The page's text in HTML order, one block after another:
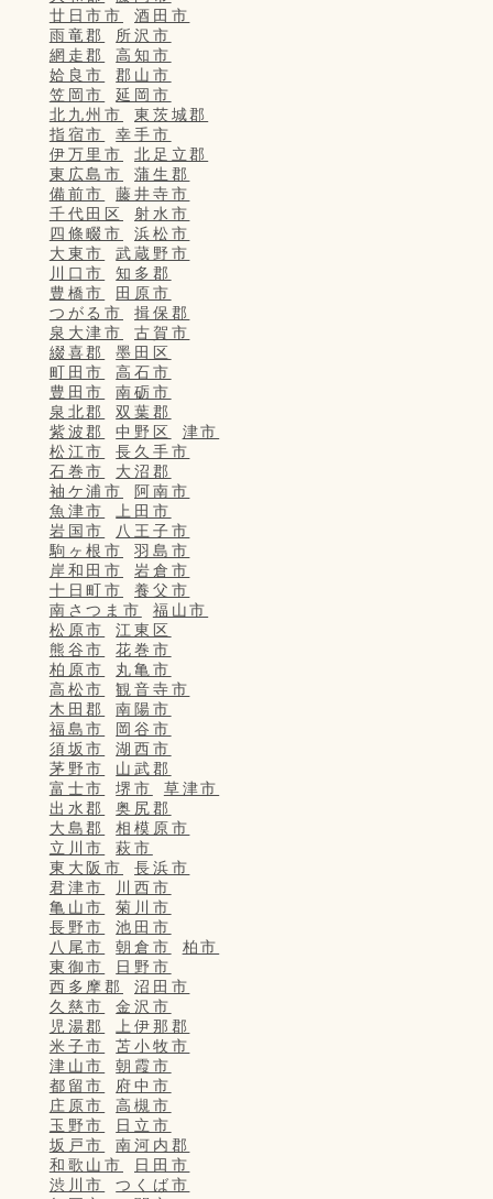
廿日市市
酒田市
雨竜郡
所沢市
網走郡
高知市
姶良市
郡山市
笠岡市
延岡市
北九州市
東茨城郡
指宿市
幸手市
伊万里市
北足立郡
東広島市
蒲生郡
備前市
藤井寺市
千代田区
射水市
四條畷市
浜松市
大東市
武蔵野市
川口市
知多郡
豊橋市
田原市
つがる市
揖保郡
泉大津市
古賀市
綴喜郡
墨田区
町田市
高石市
豊田市
南砺市
泉北郡
双葉郡
紫波郡
中野区
津市
松江市
長久手市
石巻市
大沼郡
袖ケ浦市
阿南市
魚津市
上田市
岩国市
八王子市
駒ヶ根市
羽島市
岸和田市
岩倉市
十日町市
養父市
南さつま市
福山市
松原市
江東区
熊谷市
花巻市
柏原市
丸亀市
高松市
観音寺市
木田郡
南陽市
福島市
岡谷市
須坂市
湖西市
茅野市
山武郡
富士市
堺市
草津市
出水郡
奥尻郡
大島郡
相模原市
立川市
萩市
東大阪市
長浜市
君津市
川西市
亀山市
菊川市
長野市
池田市
八尾市
朝倉市
柏市
東御市
日野市
西多摩郡
沼田市
久慈市
金沢市
児湯郡
上伊那郡
米子市
苫小牧市
津山市
朝霞市
都留市
府中市
庄原市
高槻市
玉野市
日立市
坂戸市
南河内郡
和歌山市
日田市
渋川市
つくば市